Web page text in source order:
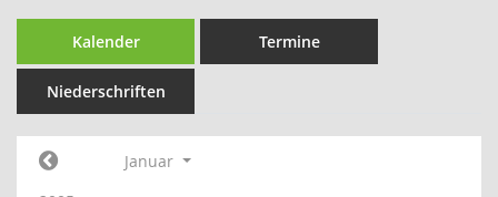
Kalender Termine
Niederschriften
Januar